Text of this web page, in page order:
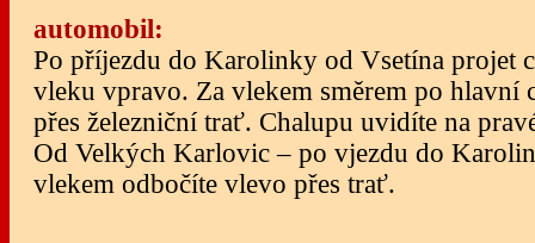
automobil:
Po příjezdu do Karolinky od Vsetína projet
vleku vpravo. Za vlekem směrem po hlavní
přes železniční trať. Chalupu uvidíte na
Od Velkých Karlovic – po vjezdu do
vlekem odbočíte vlevo přes trať.